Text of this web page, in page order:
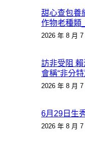
甜心查包養
作物老種類
2026 年 8 月 7
訪非受阻
會稱“非分
2026 年 8 月 7
6月29日生
2026 年 8 月 7